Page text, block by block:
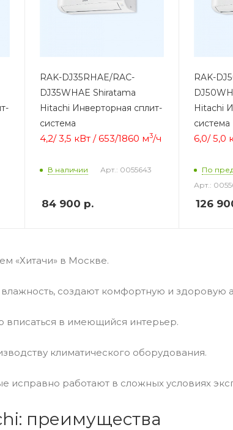
RAK-DJ35RHAE/RAC-
DJ35WHAE Shiratama
Hitachi Инверторная сплит-
система
4,2/ 3,5 кВт / 653/1860 м3/ч
В наличии Арт.: 0055643
84 900 р.
RAK-
Hitachi
система
6,0/ 5,0
По
Арт.:
126
«Хитачи» в Москве.
создают комфортную и здоровую
вписаться в имеющийся интерьер.
климатического оборудования.
работают в сложных условиях
преимущества